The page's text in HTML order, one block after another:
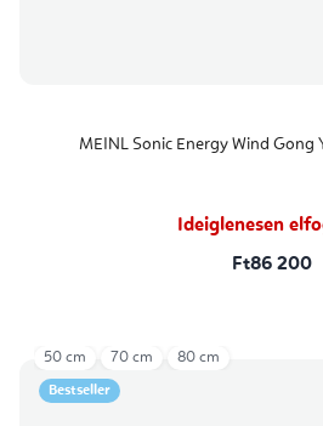
MEINL Sonic Energy Wind Gong
Ideiglenesen
Ft86 200
Bestseller
50 cm 70 cm 80 cm